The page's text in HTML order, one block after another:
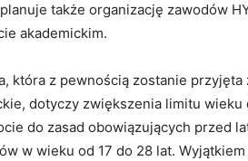
także organizację zawodów
akademickim.
która z pewnością zostanie
dotyczy zwiększenia limitu
do zasad obowiązujących przed
w wieku od 17 do 28 lat.